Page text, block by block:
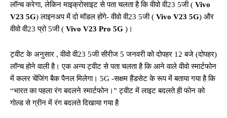
लॉन्च करेगा, लेकिन माइक्रोसाइट से पता चलता है कि वीवो वी23 5जी ( Vivo
V23 5G) लाइनअप में दो मॉडल होंगे- वीवो वी23 5जी ( Vivo V23 5G) और
वीवो वी23 प्रो 5जी ( Vivo V23 Pro 5G )।
ट्वीट के अनुसार , वीवो वी23 5जी सीरीज 5 जनवरी को दोपहर 12 बजे (दोपहर)
लॉन्च होने वाली है। एक अन्य ट्वीट से पता चलता है कि आने वाले वीवो स्मार्टफोन
में कलर चेंजिंग बैक पैनल मिलेगा। 5G -सक्षम हैंडसेट के रूप में बताया गया है कि
“भारत का पहला रंग बदलने स्मार्टफोन।” ट्वीट में लाइट बदलते ही फोन को
गोल्ड से ग्रीन में रंग बदलते दिखाया गया है